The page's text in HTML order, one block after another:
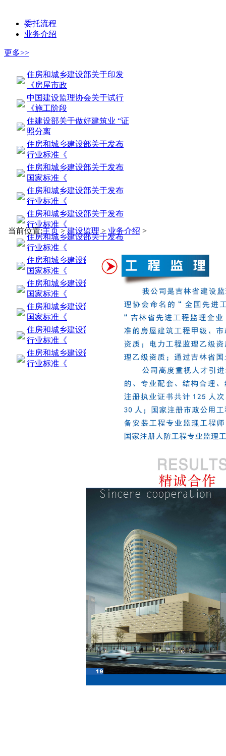
委托流程
业务介绍
更多>>
住房和城乡建设部关于印发
《房屋市政
中国建设监理协会关于试行
《施工阶段
住建设部关于做好建筑业 “证
照分离
住房和城乡建设部关于发布
行业标准《
住房和城乡建设部关于发布
国家标准《
住房和城乡建设部关于发布
行业标准《
住房和城乡建设部关于发布
行业标准《
住房和城乡建设部关于发布
行业标准《
住房和城乡建设部关于发布
国家标准《
住房和城乡建设部关于发布
国家标准《
住房和城乡建设部关于发布
国家标准《
住房和城乡建设部关于发布
行业标准《
住房和城乡建设部关于发布
行业标准《
当前位置:主页>建设监理 > 业务介绍 >